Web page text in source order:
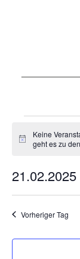
21.
Februar
2025
Hinweis
Keine
geht es zu
21.02.2025
Datum
wählen.
Vorheriger Tag